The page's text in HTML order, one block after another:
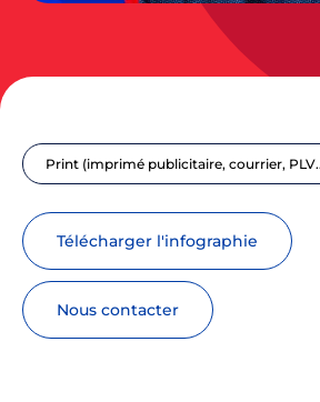
Print (imprimé publicitaire, courrier,
Télécharger l'infographie
nous contacter